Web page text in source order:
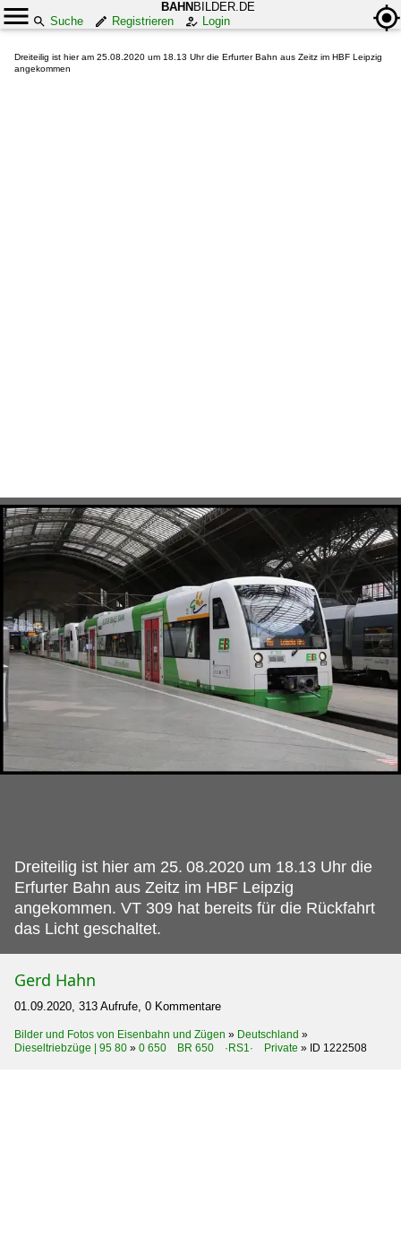
BAHN BILDER.DE
Suche
Registrieren Login
Dreiteilig ist hier am 25.08.2020 um 18.13 Uhr die Erfurter Bahn aus Zeitz im HBF Leipzig
angekommen
Dreiteilig ist hier am 25. 08.2020 um 18.13 Uhr die
Erfurter Bahn aus Zeitz im HBF Leipzig
angekommen. VT 309 hat bereits für die Rückfahrt
das Licht geschaltet.
Gerd Hahn
01.09.2020, 313 Aufrufe, 0 Kommentare
Bilder und Fotos von Eisenbahn und Zügen » Deutschland »
Dieseltriebzüge | 95 80 » 0 650 BR 650 ·RS1· Private » ID 1222508